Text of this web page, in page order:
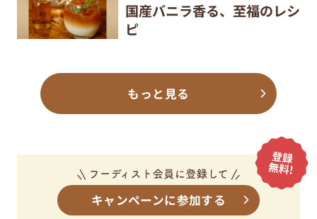
国産バニラ香る、至福のレシ
ピ
もっと見る
キャンペーンに参加する